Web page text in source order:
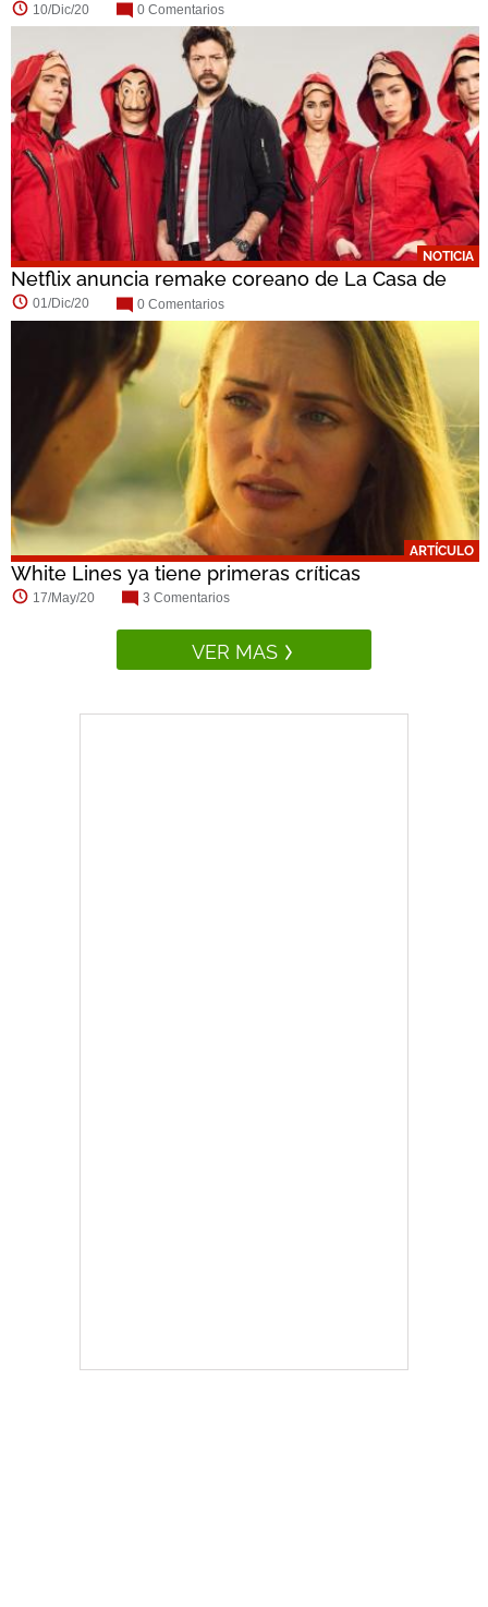
10/Dic/20 0 Comentarios
NOTICIA
Netflix anuncia remake coreano de La Casa de
Papel
01/Dic/20 0 Comentarios
ARTÍCULO
White Lines ya tiene primeras críticas
17/May/20 3 Comentarios
VER MAS